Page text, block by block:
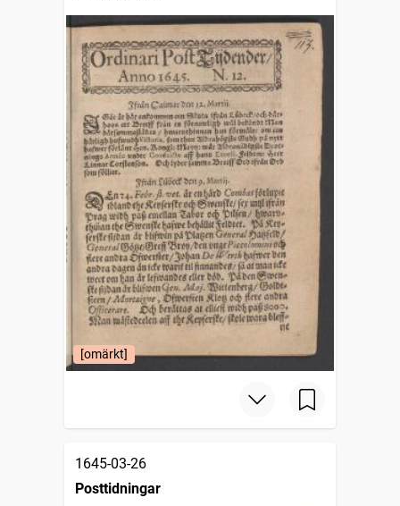
[omärkt]
1645-03-26
Posttidningar